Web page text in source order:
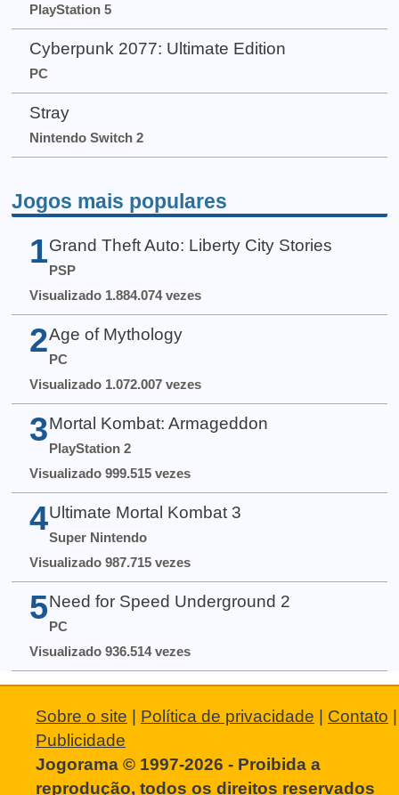
PlayStation 5
Cyberpunk 2077: Ultimate Edition
PC
Stray
Nintendo Switch 2
Jogos mais populares
1 Grand Theft Auto: Liberty City Stories
PSP
Visualizado 1.884.074 vezes
2 Age of Mythology
PC
Visualizado 1.072.007 vezes
3 Mortal Kombat: Armageddon
PlayStation 2
Visualizado 999.515 vezes
4 Ultimate Mortal Kombat 3
Super Nintendo
Visualizado 987.715 vezes
5 Need for Speed Underground 2
PC
Visualizado 936.514 vezes
Sobre o site | Política de privacidade | Contato |
Publicidade
Jogorama © 1997-2026 - Proibida a
reprodução, todos os direitos reservados